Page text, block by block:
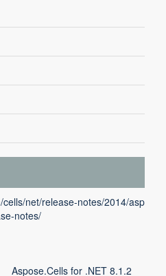
net/release-notes/2014/asp
notes/
Aspose.Cells for .NET 8.1.2